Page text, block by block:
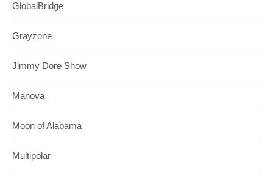
GlobalBridge
Grayzone
Jimmy Dore Show
Manova
Moon of Alabama
Multipolar